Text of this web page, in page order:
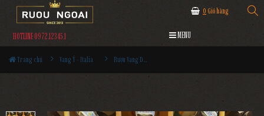
0 Giỏ hàng
HOTLINE 0972.12345.1 MENU
Trang chủ Vang Ý - Italia Rượu Vang Delini Passieno Italia